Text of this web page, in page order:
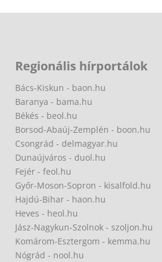
Regionális hírportálok
Bács-Kiskun - baon.hu
Baranya - bama.hu
Békés - beol.hu
Borsod-Abaúj-Zemplén - boon.hu
Csongrád - delmagyar.hu
Dunaújváros - duol.hu
Fejér - feol.hu
Győr-Moson-Sopron - kisalfold.hu
Hajdú-Bihar - haon.hu
Heves - heol.hu
Jász-Nagykun-Szolnok - szoljon.hu
Komárom-Esztergom - kemma.hu
Nógrád - nool.hu